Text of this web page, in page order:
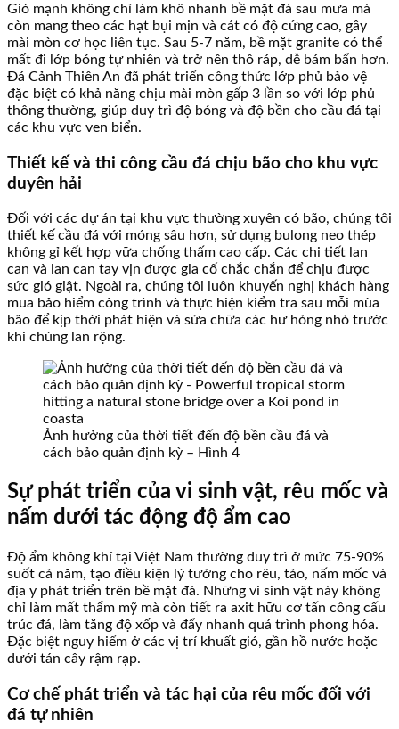
Gió mạnh không chỉ làm khô nhanh bề mặt đá sau mưa mà
còn mang theo các hạt bụi mịn và cát có độ cứng cao, gây
mài mòn cơ học liên tục. Sau 5-7 năm, bề mặt granite có thể
mất đi lớp bóng tự nhiên và trở nên thô ráp, dễ bám bẩn hơn.
Đá Cảnh Thiên An đã phát triển công thức lớp phủ bảo vệ
đặc biệt có khả năng chịu mài mòn gấp 3 lần so với lớp phủ
thông thường, giúp duy trì độ bóng và độ bền cho cầu đá tại
các khu vực ven biển.
Thiết kế và thi công cầu đá chịu bão cho khu vực
duyên hải
Đối với các dự án tại khu vực thường xuyên có bão, chúng tôi
thiết kế cầu đá với móng sâu hơn, sử dụng bulong neo thép
không gỉ kết hợp vữa chống thấm cao cấp. Các chi tiết lan
can và lan can tay vịn được gia cố chắc chắn để chịu được
sức gió giật. Ngoài ra, chúng tôi luôn khuyến nghị khách hàng
mua bảo hiểm công trình và thực hiện kiểm tra sau mỗi mùa
bão để kịp thời phát hiện và sửa chữa các hư hỏng nhỏ trước
khi chúng lan rộng.
Ảnh hưởng của thời tiết đến độ bền cầu đá và
cách bảo quản định kỳ – Hình 4
Sự phát triển của vi sinh vật, rêu mốc và
nấm dưới tác động độ ẩm cao
Độ ẩm không khí tại Việt Nam thường duy trì ở mức 75-90%
suốt cả năm, tạo điều kiện lý tưởng cho rêu, tảo, nấm mốc và
địa y phát triển trên bề mặt đá. Những vi sinh vật này không
chỉ làm mất thẩm mỹ mà còn tiết ra axit hữu cơ tấn công cấu
trúc đá, làm tăng độ xốp và đẩy nhanh quá trình phong hóa.
Đặc biệt nguy hiểm ở các vị trí khuất gió, gần hồ nước hoặc
dưới tán cây rậm rạp.
Cơ chế phát triển và tác hại của rêu mốc đối với
đá tự nhiên